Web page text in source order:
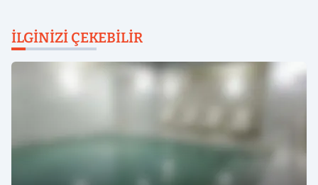
İLGINIZI ÇEKEBILIR